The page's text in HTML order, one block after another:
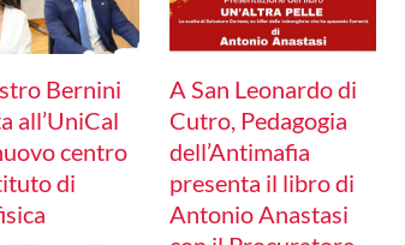
Bernini
all’UniCal
centro
di
A San Leonardo di
Cutro, Pedagogia
dell’Antimafia
presenta il libro di
Antonio Anastasi